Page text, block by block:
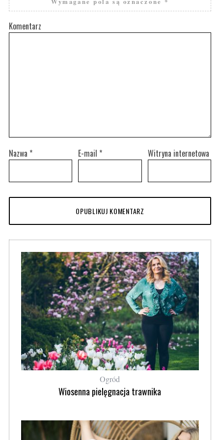
Komentarz
Nazwa * E-mail * Witryna internetowa
Ogród
Wiosenna pielęgnacja trawnika